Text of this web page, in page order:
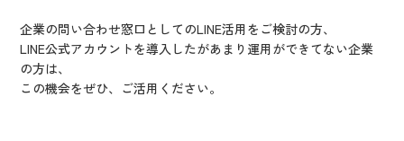
企業の問い合わせ窓口としてのLINE活用をご検討の方、
LINE公式アカウントを導入したがあまり運用ができてない企業
の方は、
この機会をぜひ、ご活用ください。